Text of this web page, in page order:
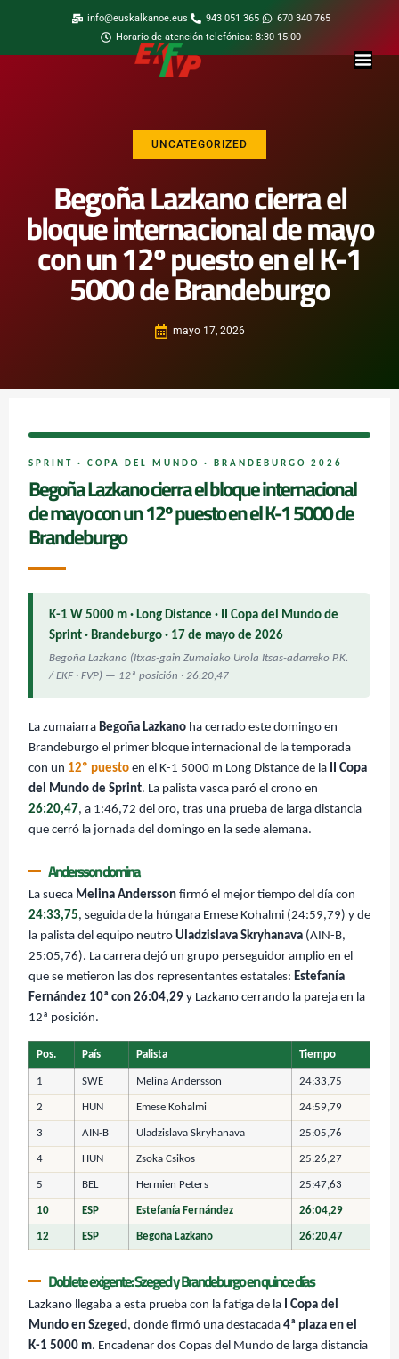
info@euskalkanoe.eus 943 051 365
670 340 765
Horario de atención telefónica: 8:30-15:00
UNCATEGORIZED
Begoña Lazkano cierra el
bloque internacional de mayo
con un 12º puesto en el K-1
5000 de Brandeburgo
mayo 17, 2026
SPRINT · COPA DEL MUNDO · BRANDEBURGO 2026
Begoña Lazkano cierra el bloque internacional
de mayo con un 12º puesto en el K-1 5000 de
Brandeburgo
K-1 W 5000 m · Long Distance · II Copa del Mundo de
Sprint · Brandeburgo · 17 de mayo de 2026
Begoña Lazkano (Itxas-gain Zumaiako Urola Itsas-adarreko P.K.
/ EKF · FVP) — 12ª posición · 26:20,47
La zumaiarra Begoña Lazkano ha cerrado este domingo en
Brandeburgo el primer bloque internacional de la temporada
con un 12º puesto en el K-1 5000 m Long Distance de la II Copa
del Mundo de Sprint. La palista vasca paró el crono en
26:20,47, a 1:46,72 del oro, tras una prueba de larga distancia
que cerró la jornada del domingo en la sede alemana.
Andersson domina
La sueca Melina Andersson firmó el mejor tiempo del día con
24:33,75, seguida de la húngara Emese Kohalmi (24:59,79) y de
la palista del equipo neutro Uladzislava Skryhanava (AIN-B,
25:05,76). La carrera dejó un grupo perseguidor amplio en el
que se metieron las dos representantes estatales: Estefanía
Fernández 10ª con 26:04,29 y Lazkano cerrando la pareja en la
12ª posición.
Pos. País Palista Tiempo
1 SWE Melina Andersson 24:33,75
2 HUN Emese Kohalmi 24:59,79
3 AIN-B Uladzislava Skryhanava 25:05,76
4 HUN Zsoka Csikos 25:26,27
5 BEL Hermien Peters 25:47,63
10 ESP Estefanía Fernández 26:04,29
12 ESP Begoña Lazkano 26:20,47
Doblete exigente: Szeged y Brandeburgo en quince días
Lazkano llegaba a esta prueba con la fatiga de la I Copa del
Mundo en Szeged, donde firmó una destacada 4ª plaza en el
K-1 5000 m. Encadenar dos Copas del Mundo de larga distancia